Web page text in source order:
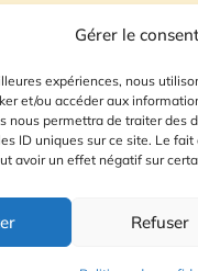
Gérer le
expériences, nous
et/ou accéder aux
nous permettra de traiter des
ID uniques sur ce site. Le
avoir un effet négatif sur
Refuser
du site